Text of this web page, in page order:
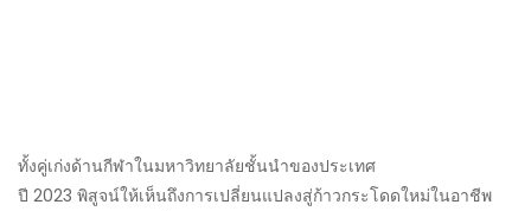
ทั้งคู่เก่งด้านกีฬาในมหาวิทยาลัยชั้นนำของประเทศ
ปี 2023 พิสูจน์ให้เห็นถึงการเปลี่ยนแปลงสู่ก้าวกระโดดใหม่ในอาชีพ